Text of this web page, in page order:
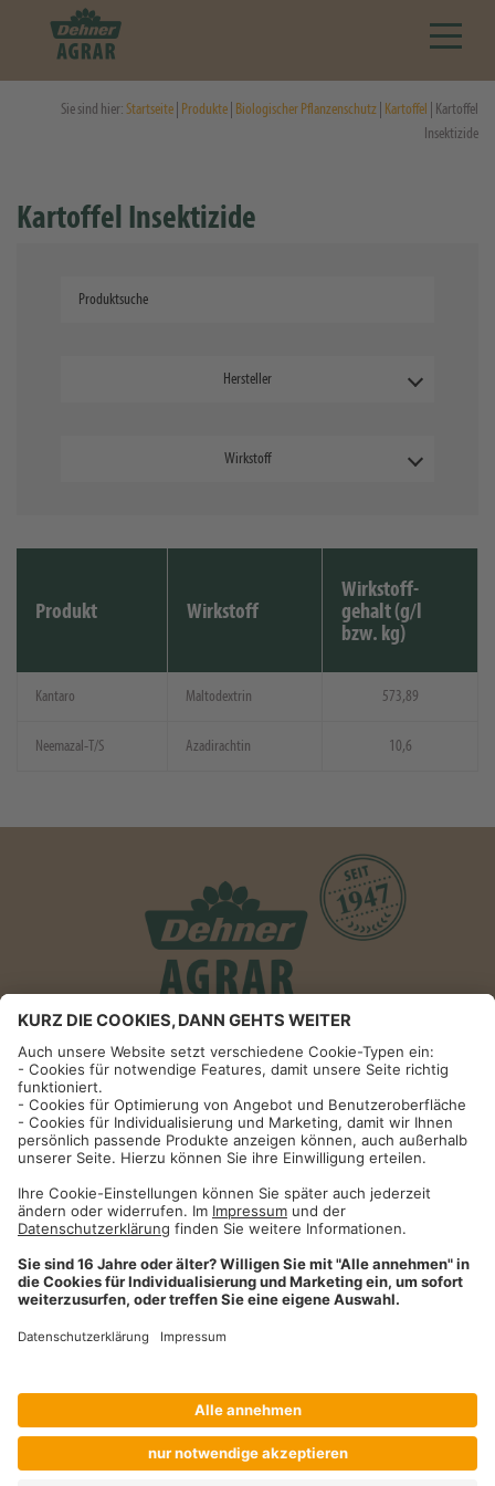
Sie sind hier:Startseite Produkte Biologischer Pflanzenschutz Kartoffel | Kartoffel
Insektizide
Kartoffel Insektizide
Hersteller
Wirkstoff
Produkt Wirkstoff
Wirkstoff-
gehalt (g/l
bzw. kg)
Kantaro Maltodextrin 573,89
Neemazal-T/S Azadirachtin 10,6
Informationen
Impressum
Datenschutzhinweise
AGB und Widerrufsbelehrung
Dehner Unternehmen
Cookie-Einstellungen
Dehner Agrar GmbH & Co. KG
09090 / 77 72 72
Fax09090 / 77 73 91
agrar@dehner.de